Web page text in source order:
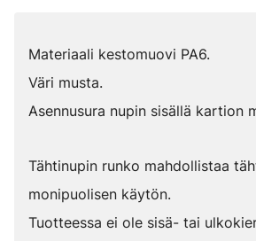
Materiaali kestomuovi PA6.
Väri musta.
Asennusura nupin sisällä kartion
Tähtinupin runko mahdollistaa
monipuolisen käytön.
Tuotteessa ei ole sisä- tai